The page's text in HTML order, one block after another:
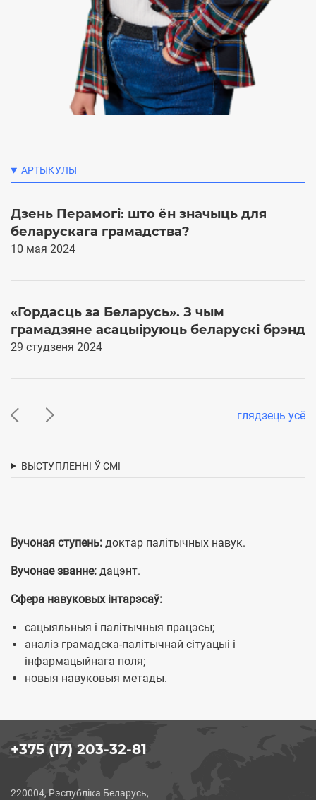
AРТЫКУЛЫ
Дзень Перамогі: што ён значыць для
беларускага грамадства?
10 мая 2024
«Гордасць за Беларусь». З чым
грамадзяне асацыіруюць беларускі брэнд
29 студзеня 2024
глядзець усё
ВЫСТУПЛЕННІ Ў СМІ
Вучоная ступень: доктар палітычных навук.
Вучонае званне: дацэнт.
Сфера навуковых інтарэсаў:
сацыяльныя і палітычныя працэсы;
аналіз грамадска-палітычнай сітуацыі і
інфармацыйнага поля;
новыя навуковыя метады.
+375 (17) 203-32-81
220004, Рэспубліка Беларусь,